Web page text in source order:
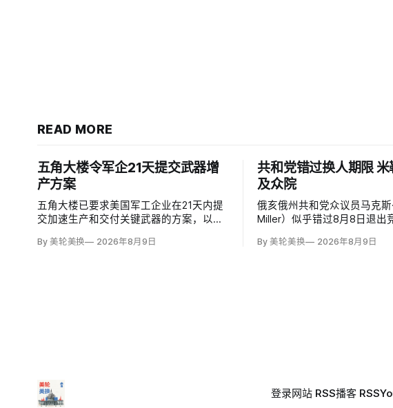
READ MORE
五角大楼令军企21天提交武器增
产方案
五角大楼已要求美国军工企业在21天内提
交加速生产和交付关键武器的方案，以补
夫·范伯格（Steve Feinberg）在备忘录中
By 美轮美换 2026年8月9日
共和党错过换人期限
及众院
俄亥俄州共和党众议员马克斯
Miller）似乎错过8月8日退出
换候选人的最后实际机会。米
By 美轮美换 2026年8月9日
登录网站 RSS播客 RSS